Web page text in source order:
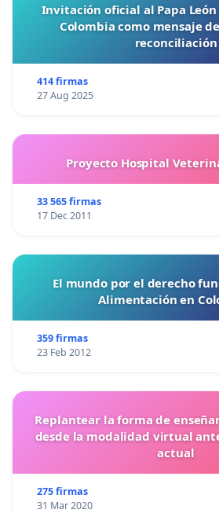
Invitación oficial al Papa
Colombia como mensaje
reconciliación
414 firmas
27 Aug 2025
Proyecto Hospital
33 565 firmas
17 Dec 2011
El mundo por el derecho
Alimentación en
359 firmas
23 Feb 2012
Replantear la forma de
desde la modalidad virtual
actual
275 firmas
31 Mar 2020